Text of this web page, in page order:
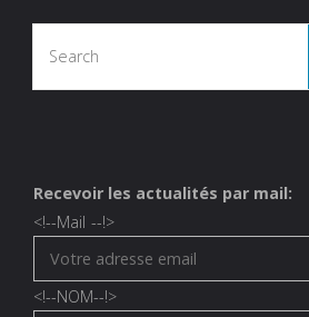
Recevoir les actualités par mail:
<!--Mail --!>
<!--NOM--!>